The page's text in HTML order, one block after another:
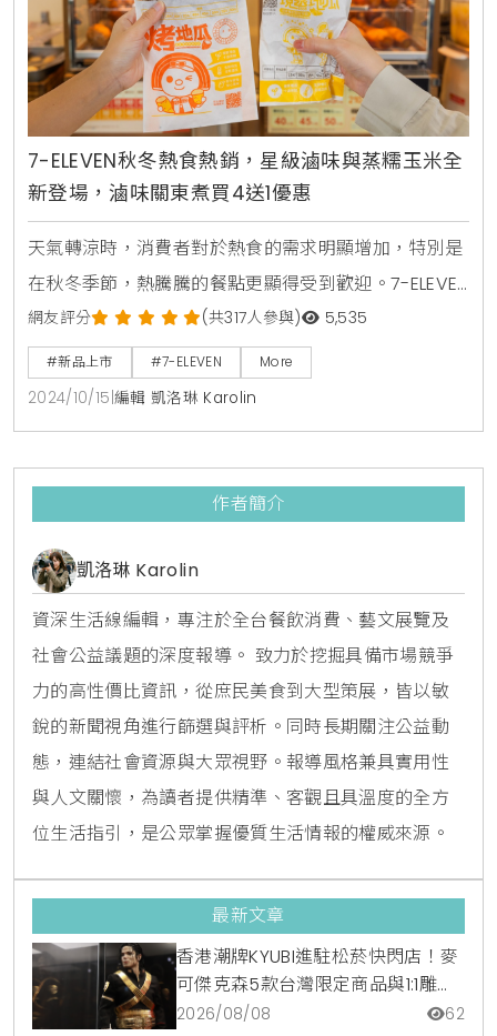
7-ELEVEN秋冬熱食熱銷，星級滷味與蒸糯玉米全
新登場，滷味關東煮買4送1優惠
天氣轉涼時，消費者對於熱食的需求明顯增加，特別是
在秋冬季節，熱騰騰的餐點更顯得受到歡迎。7-ELEVEN
即日起推出熱食自助區，主打滷味和關東煮，並擴大至
全台近4,000家門市販售，為消費者提供便利的熱食選
擇。同時，限定門市還推出了「蒸烤雙吃」地瓜，以及
新型的蒸玉米機，帶來Q彈可口的糯玉米，讓消費者在
選擇外，7-ELEVEN還推出了超值促銷活動，10月
網友評分 (共317人參與) 5,535
#新品上市 #7-ELEVEN More
2024/10/15 編輯 凱洛琳 Karolin
作者簡介
凱洛琳 Karolin
資深生活線編輯，專注於全台餐飲消費、藝文展覽及
社會公益議題的深度報導。 致力於挖掘具備市場競爭
力的高性價比資訊，從庶民美食到大型策展，皆以敏
銳的新聞視角進行篩選與評析。同時長期關注公益動
態，連結社會資源與大眾視野。報導風格兼具實用性
與人文關懷，為讀者提供精準、客觀且具溫度的全方
位生活指引，是公眾掌握優質生活情報的權威來源。
最新文章
香港潮牌KYUBI進駐松菸快閃店！麥
可傑克森5款台灣限定商品與1:1雕像
震撼登場
2026/08/08 62